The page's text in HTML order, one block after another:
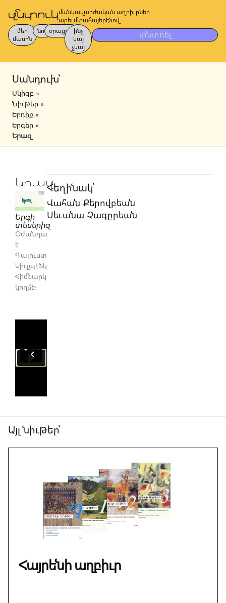
մանկավարժական աղբիւրներ
արեւմտահայերէնով
մեր
մասին
նոր օրացոյց
ինչ
կայ
չկայ
փնտռել
Սանդուխ՝
Սկիզբ »
Նիւթեր »
Երդիք »
Երգեր »
Երազ
Երազ
Երգի
տեսերիզ
Օժանդակուած
է
Գալուստ
Կիւլպէնկեան
Հիմնարկութեան
կողմէ։
Հեղինակ՝
Վահան Քերովբեան
Սեւանա Չագըրեան
Այլ նիւթեր՝
Հայրենի աղբիւր